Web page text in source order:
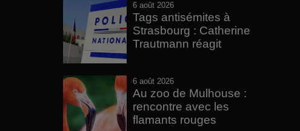
6 août 2026
Tags antisémites à
Strasbourg : Catherine
Trautmann réagit
6 août 2026
Au zoo de Mulhouse :
rencontre avec les
flamants rouges